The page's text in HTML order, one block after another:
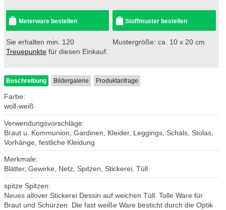
Meterware bestellen
Sie erhalten min. 120
Treuepunkte für diesen Einkauf.
Stoffmuster bestellen
Mustergröße: ca. 10 x 20 cm
Beschreibung Bildergalerie Produktanfrage
Farbe:
woll-weiß
Verwendungsvorschläge:
Braut u. Kommunion, Gardinen, Kleider, Leggings, Schals, Stolas,
Vorhänge, festliche Kleidung
Merkmale:
Blätter, Gewirke, Netz, Spitzen, Stickerei, Tüll
spitze Spitzen:
Neues allover Stickerei Dessin auf weichen Tüll. Tolle Ware für
Braut und Schürzen. Die fast weiße Ware besticht durch die Optik